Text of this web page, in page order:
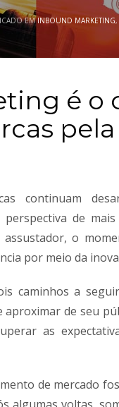
EM INBOUND MARKETING,
é o
continuam
de
o
por meio da
caminhos a
de seu
as
de mercado